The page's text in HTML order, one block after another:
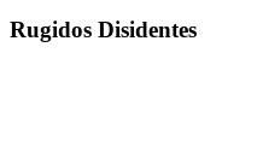
Rugidos Disidentes